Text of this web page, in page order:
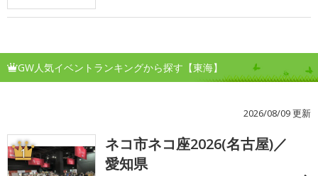
GW人気イベントランキングから探す【東海】
2026/08/09 更新
1
ネコ市ネコ座2026(名古屋)／
愛知県